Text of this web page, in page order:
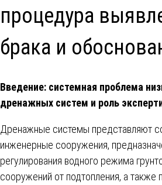
процедура
брака и
Введение: системная проблема
дренажных систем и роль
Дренажные системы представляют
инженерные сооружения,
регулирования водного режима
сооружений от подтопления, а также